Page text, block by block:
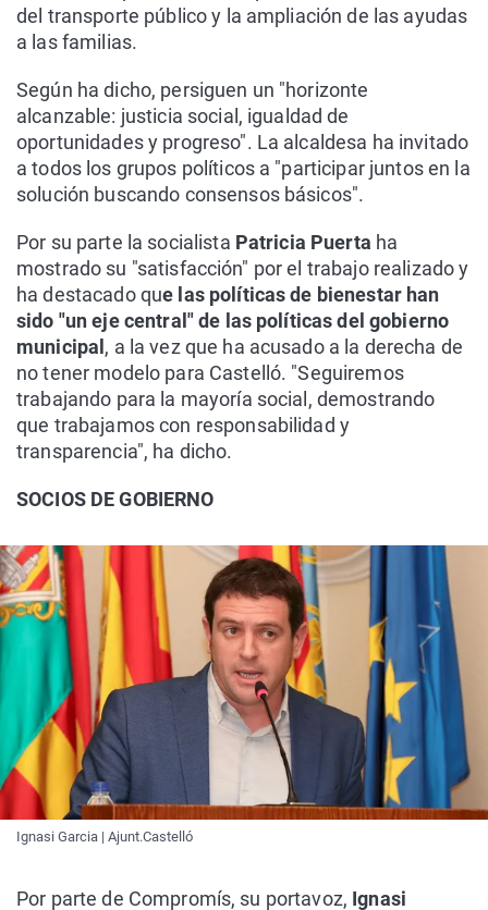
del transporte público y la ampliación de las ayudas
a las familias.
Según ha dicho, persiguen un "horizonte
alcanzable: justicia social, igualdad de
oportunidades y progreso". La alcaldesa ha invitado
a todos los grupos políticos a "participar juntos en la
solución buscando consensos básicos".
Por su parte la socialista Patricia Puerta ha
mostrado su "satisfacción" por el trabajo realizado y
ha destacado que las políticas de bienestar han
sido "un eje central" de las políticas del gobierno
municipal , a la vez que ha acusado a la derecha de
no tener modelo para Castelló. "Seguiremos
trabajando para la mayoría social, demostrando
que trabajamos con responsabilidad y
transparencia", ha dicho.
SOCIOS DE GOBIERNO
Ignasi Garcia | Ajunt.Castelló
Por parte de Compromís, su portavoz, Ignasi